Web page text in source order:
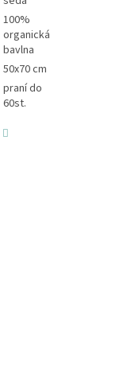
100%
organická
bavlna
50x70 cm
praní do
60st.